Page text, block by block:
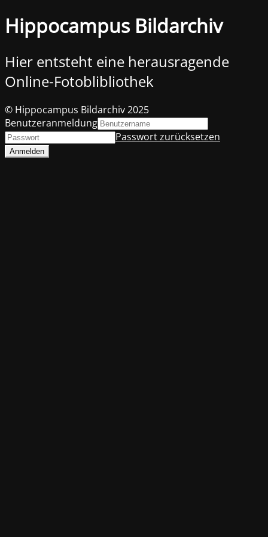
Hippocampus Bildarchiv
Hier entsteht eine herausragende
Online-Fotoblibliothek
© Hippocampus Bildarchiv 2025
Benutzeranmeldung
Passwort zurücksetzen